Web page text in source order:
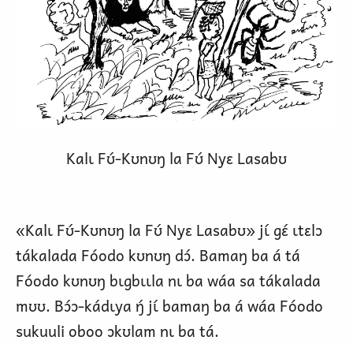
Kalɩ Fʊ́-Kʊnʊŋ la Fʊ́ Nyɛ Lasabʊ
«Kalɩ Fʊ́-Kʊnʊŋ la Fʊ́ Nyɛ Lasabʊ» jɩ́ gɛ́ ɩtɛlɔ
tákalada Fóodo kʊnʊŋ dɔ́. Bamaŋ ba á tá
Fóodo kʊnʊŋ bɩgbɩɩla nɩ ba wáa sa tákalada
mʊʊ. Bɔ́ɔ-kádɩya ŋ́ jɩ́ bamaŋ ba á wáa Fóodo
sukuuli oboo ɔkʊlam nɩ ba tá.